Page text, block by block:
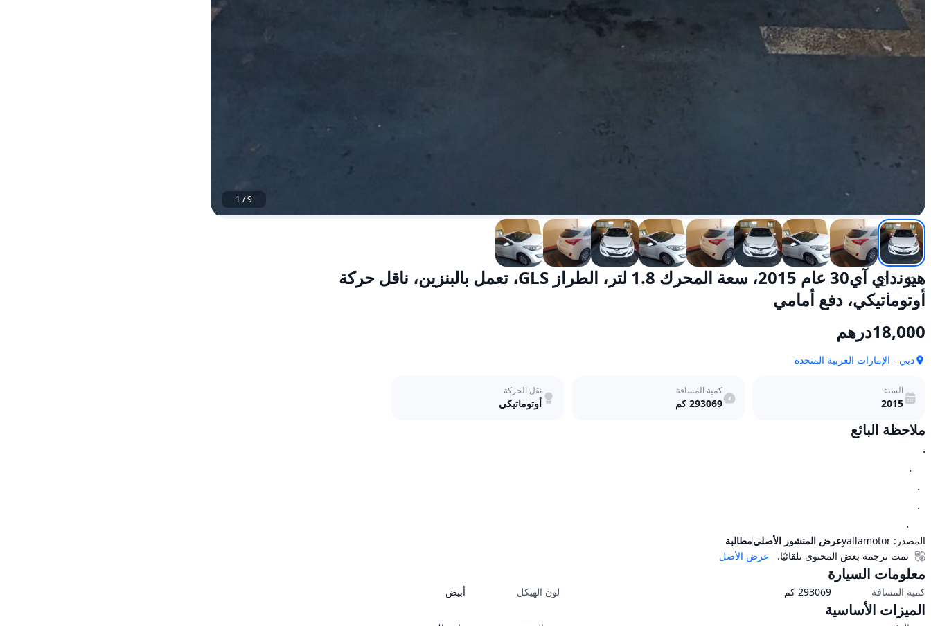
1 /9
هيونداي آي30 عام 2015، سعة المحرك 1.8 لتر، الطراز GLS، تعمل بالبنزين، ناقل حركة
أوتوماتيكي، دفع أمامي
18,000درهم
دبي - الإمارات العربية المتحدة
السنة
2015
كمية المسافة
293069كم
نقل الحركة
أوتوماتيكي
ملاحظة البائع
المصدر: yallamotorعرض المنشور الأصليمطالبة
عرض الأصل
تمت ترجمة بعض المحتوى تلقائيًا.
معلومات السيارة
كمية المسافة 293069 كم لون الهيكل أبيض
الميزات الأساسية